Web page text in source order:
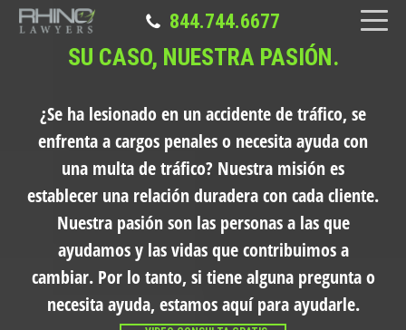
844.744.6677
SU CASO, NUESTRA PASIÓN.
¿Se ha lesionado en un accidente de tráfico, se
enfrenta a cargos penales o necesita ayuda con
una multa de tráfico? Nuestra misión es
establecer una relación duradera con cada cliente.
Nuestra pasión son las personas a las que
ayudamos y las vidas que contribuimos a
cambiar. Por lo tanto, si tiene alguna pregunta o
necesita ayuda, estamos aquí para ayudarle.